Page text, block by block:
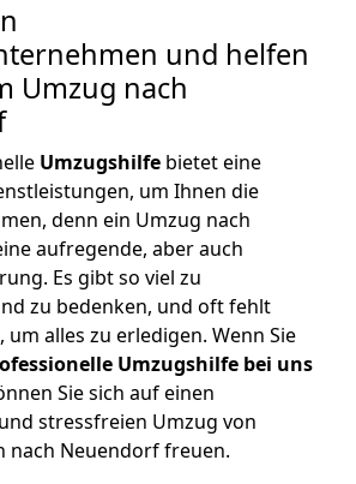
und helfen
Umzug nach
Umzugshilfe bietet eine
um Ihnen die
denn ein Umzug nach
aufregende, aber auch
Es gibt so viel zu
zu bedenken, und oft fehlt
um alles zu erledigen. Wenn Sie
Umzugshilfe bei uns
Sie sich auf einen
stressfreien Umzug von
nach Neuendorf freuen.